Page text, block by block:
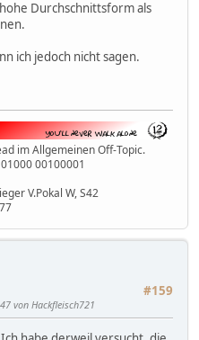
Durchschnittsform als
ich jedoch nicht sagen.
im Allgemeinen Off-Topic.
00100001
V.Pokal W, S42
#159
von Hackfleisch721